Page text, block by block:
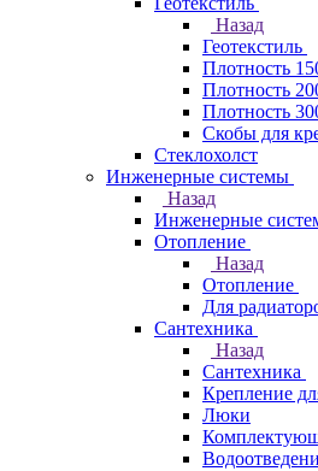
Назад
Геотекстиль
Плотность
Плотность
Плотность
Скобы для
Стеклохолст
Инженерные системы
Назад
Инженерные
Отопление
Назад
Отопление
Для
Сантехника
Назад
Сантехника
Крепление
Люки